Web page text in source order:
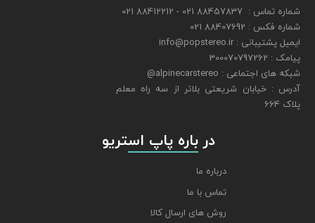
شماره تماس : 88457837 021 - 88412212 021
شماره فکس : 88407692 021
ایمیل پشتیبانی : info@popstereo.ir
پیامک : 300070797262
شبکه های اجتماعی : alpinecarstereo@
​​​​​​​آدرس : خیابان شریعتی بلاتر از سه راه معلم
پلاک 664
​​​​​​​ در باره پاپ استریو
درباره ما
تماس با ما
روش های ارسال کالا